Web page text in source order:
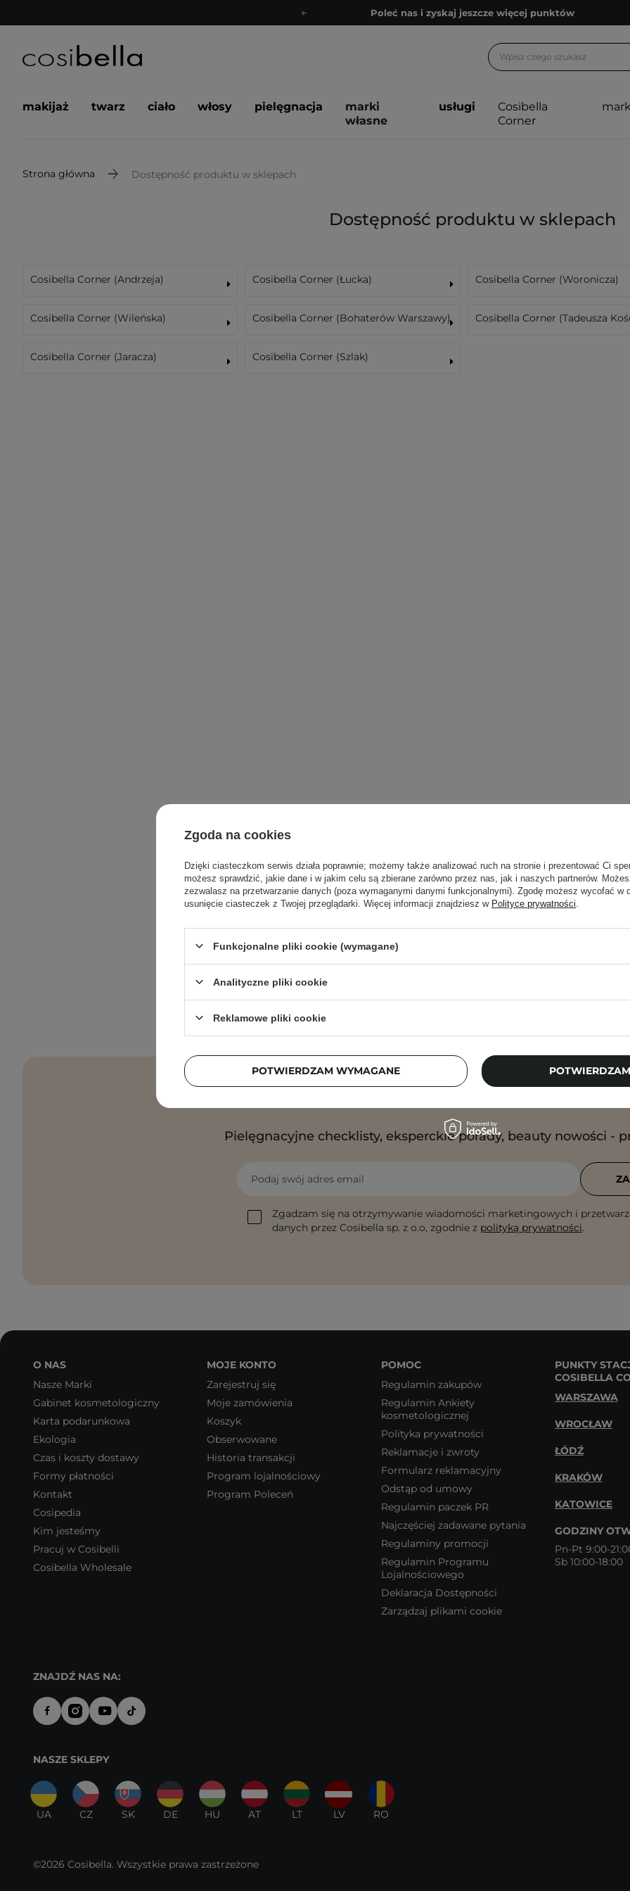
Poleć nas i zyskaj jeszcze więcej punktów
Bezpłatne konsultacje kosmetologiczne
Poleć nas i zyskaj jeszcze więcej punktów
makijaż twarz ciało włosy pielęgnacja
marki
własne
usługi
Cosibella
Corner
Strona główna Dostępność produktu w sklepach
Dostępność produktu w sklepach
Cosibella Corner (Andrzeja) Cosibella Corner (Łucka) Cosibella Corner (Woronicza)
Cosibella Corner (Wileńska) Cosibella Corner (Bohaterów Warszawy) Cosibella Corner (Tadeusza
Cosibella Corner (Jaracza) Cosibella Corner (Szlak)
Pielęgnacyjne checklisty, eksperckie porady, beauty nowości -
Podaj swój adres email
Zgadzam się na otrzymywanie wiadomości marketingowych i
danych przez Cosibella sp. z o.o, zgodnie z polityką prywatności.
O NAS
Nasze Marki
Gabinet kosmetologiczny
Karta podarunkowa
Ekologia
Czas i koszty dostawy
Formy płatności
Kontakt
Cosipedia
Kim jesteśmy
Pracuj w Cosibelli
Cosibella Wholesale
MOJE KONTO
Zarejestruj się
Moje zamówienia
Koszyk
Obserwowane
Historia transakcji
Program lojalnościowy
Program Poleceń
POMOC
Regulamin zakupów
Regulamin Ankiety
kosmetologicznej
Polityka prywatności
Reklamacje i zwroty
Formularz reklamacyjny
Odstąp od umowy
Regulamin paczek PR
Najczęściej zadawane pytania
Regulaminy promocji
Regulamin Programu
Lojalnościowego
Deklaracja Dostępności
Zarządzaj plikami cookie
PUNKTY
COSIBELLA
WARSZAWA
WROCŁAW
ŁÓDŹ
KRAKÓW
KATOWICE
GODZINY
Pn-Pt 9:00-
Sb 10:00-18:00
ZNAJDŹ NAS NA:
NASZE SKLEPY
UA CZ SK DE HU AT LT LV RO
©2026 Cosibella. Wszystkie prawa zastrzeżone
Zgoda na cookies
Dzięki ciasteczkom serwis działa poprawnie; możemy także analizować ruch na stronie i prezentować Ci
możesz sprawdzić, jakie dane i w jakim celu są zbierane zarówno przez nas, jak i naszych partnerów.
zezwalasz na przetwarzanie danych (poza wymaganymi danymi funkcjonalnymi). Zgodę możesz wycofać w
usunięcie ciasteczek z Twojej przeglądarki. Więcej informacji znajdziesz w Polityce prywatności
Funkcjonalne pliki cookie (wymagane)
Analityczne pliki cookie
Reklamowe pliki cookie
POTWIERDZAM WYMAGANE